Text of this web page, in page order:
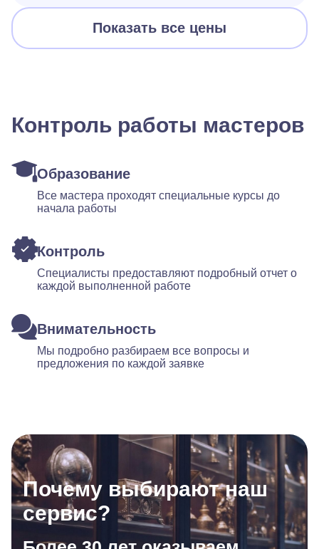
Показать все цены
Контроль работы мастеров
Образование
Все мастера проходят специальные курсы до
начала работы
Контроль
Специалисты предоставляют подробный отчет о
каждой выполненной работе
Внимательность
Мы подробно разбираем все вопросы и
предложения по каждой заявке
Почему выбирают наш
сервис?